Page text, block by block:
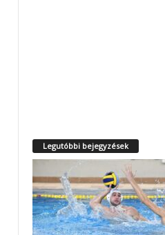
Legutóbbi bejegyzések